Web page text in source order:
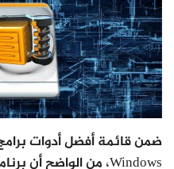
ضمن قائمة أفضل أدوات
Windows، من الواضح أن برنامج WinZip يستحق مكاناً هنا.